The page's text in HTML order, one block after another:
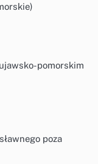
pomorskim
poza